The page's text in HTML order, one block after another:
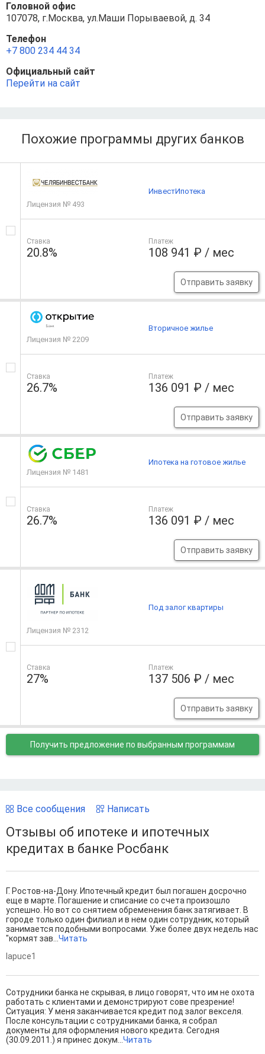
Головной офис
107078, г.Москва, ул.Маши Порываевой, д. 34
Телефон
+7 800 234 44 34
Официальный сайт
Перейти на сайт
Похожие программы других банков
Лицензия № 493
Ставка
20.8%
Платеж
108 941 ₽ / мес
Отправить заявку
ИнвестИпотека
Лицензия № 2209
Ставка
26.7%
Платеж
136 091 ₽ / мес
Отправить заявку
Вторичное жилье
Лицензия № 1481
Ставка
26.7%
Платеж
136 091 ₽ / мес
Отправить заявку
Ипотека на готовое жилье
Лицензия № 2312
Ставка
27%
Платеж
137 506 ₽ / мес
Отправить заявку
Под залог квартиры
Получить предложение по выбранным программам
Все сообщения Написать
Отзывы об ипотеке и ипотечных
кредитах в банке Росбанк
Г. Ростов-на-Дону. Ипотечный кредит был погашен досрочно
еще в марте. Погашение и списание со счета произошло
успешно. Но вот со снятием обременения банк затягивает. В
городе только один филиал и в нем один сотрудник, который
занимается подобными вопросами. Уже более двух недель нас
"кормят зав...Читать
lapuce1
Сотрудники банка не скрывая, в лицо говорят, что им не охота
работать с клиентами и демонстрируют сове презрение!
Ситуация: У меня заканчивается кредит под залог векселя.
После консультации с сотрудниками банка, я собрал
документы для оформления нового кредита. Сегодня
(30.09.2011.) я принес докум...Читать